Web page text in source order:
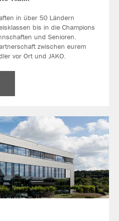
in über 50 Ländern
bis in die Champions
und Senioren.
zwischen eurem
vor Ort und JAKO.